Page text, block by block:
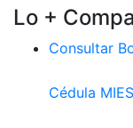
Lo +
Consultar
Cédula